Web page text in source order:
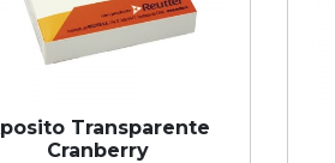
Transparente
Cranberry